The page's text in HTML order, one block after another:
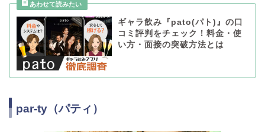
ギャラ飲み『pato(パト)』の口
コミ評判をチェック！料金・使
い方・面接の突破方法とは
par-ty（パティ）